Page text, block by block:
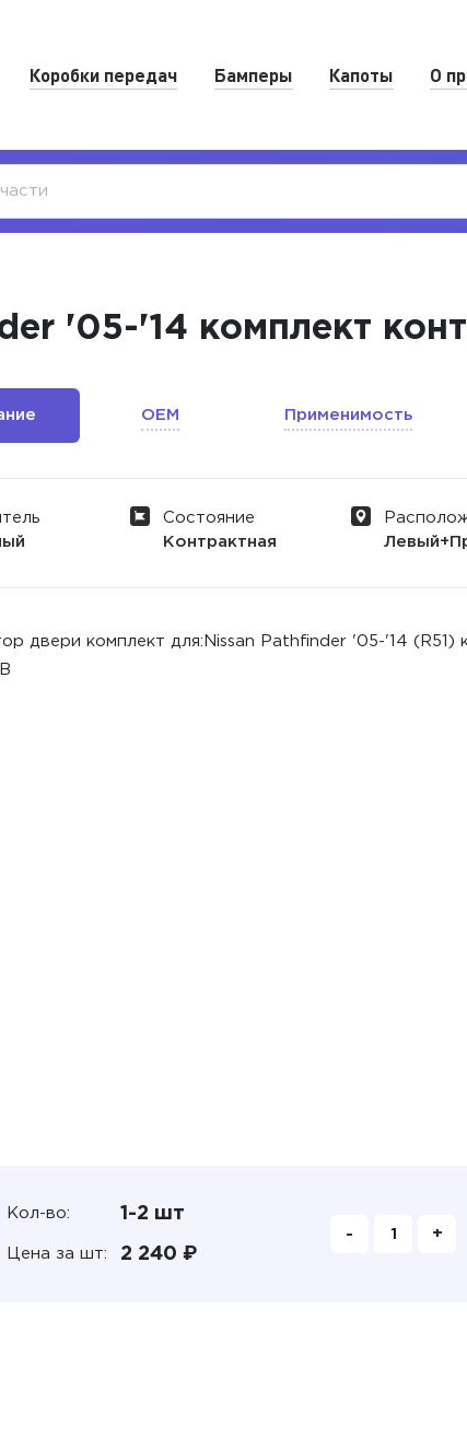
Коробки передач Бамперы Капоты О
'05-'14 комплект
OEM Применимость
Состояние
Контрактная
двери комплект для:Nissan Pathfinder '05-'14 (R51)
Кол-во: 1-2 шт
Цена за шт: 2 240 ₽
- +